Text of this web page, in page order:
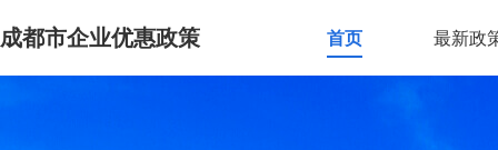
成都市企业优惠政策 首页 最新政